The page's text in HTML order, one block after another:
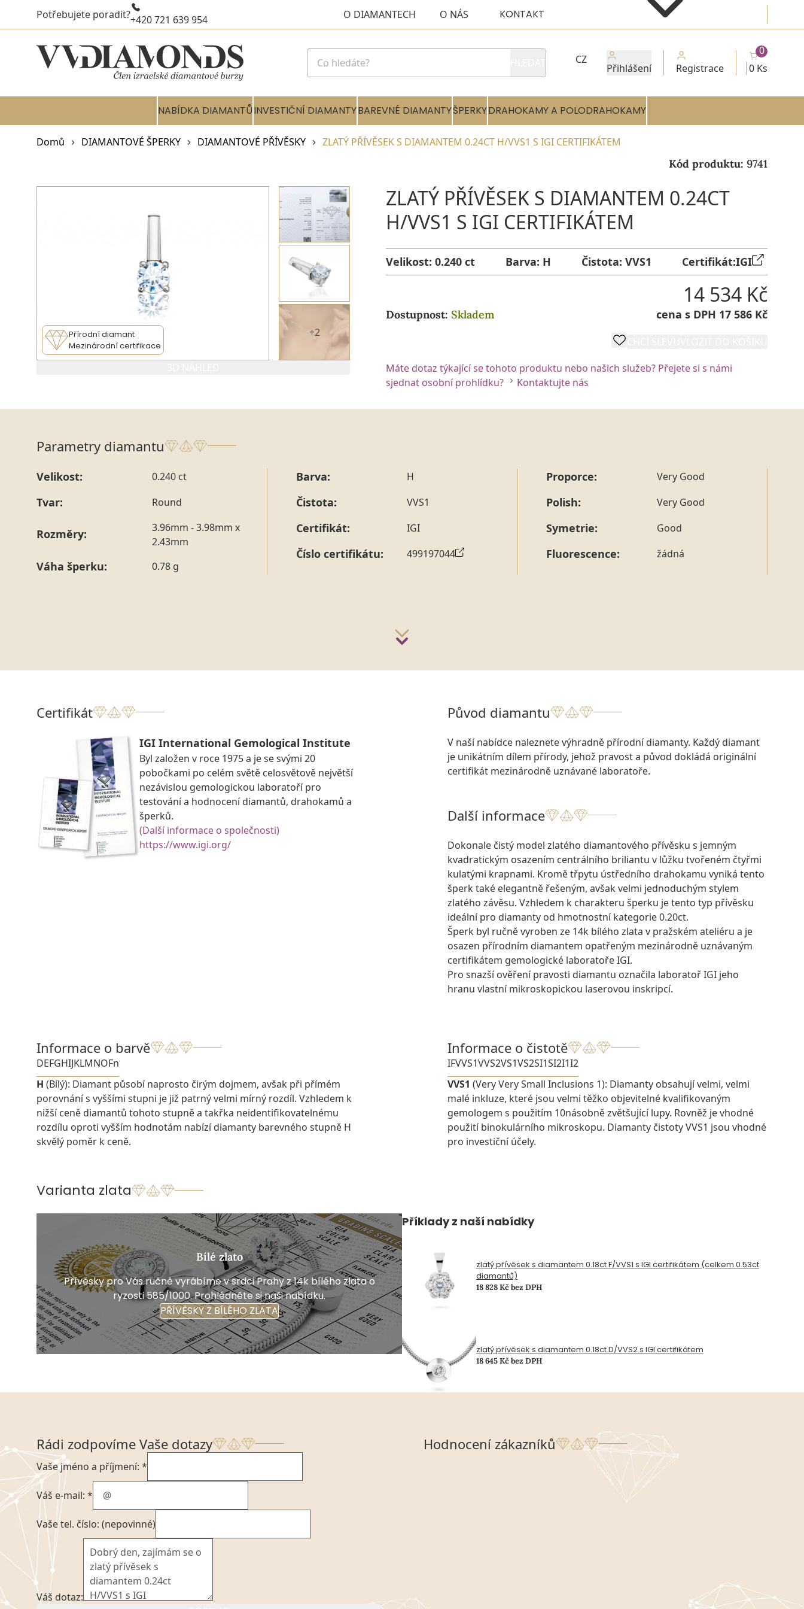
Potřebujete poradit?+420 721 639 954 O DIAMANTECH O NÁS KONTAKT
CZ
Přihlášení Registrace 0 Ks
0
NABÍDKA DIAMANTŮINVESTIČNÍ DIAMANTYBAREVNÉ DIAMANTYŠPERKYDRAHOKAMY A POLODRAHOKAMY
Domů DIAMANTOVÉ ŠPERKY DIAMANTOVÉ PŘÍVĚSKY ZLATÝ PŘÍVĚSEK S DIAMANTEM 0.24CT H/VVS1 S IGI CERTIFIKÁTEM
Kód produktu: 9741
Přírodní diamant
Mezinárodní certifikace
+2
ZLATÝ PŘÍVĚSEK S DIAMANTEM 0.24CT
H/VVS1 S IGI CERTIFIKÁTEM
Velikost: 0.240 ct Barva: H Čistota: VVS1 Certifikát:IGI
Dostupnost: Skladem
14 534 Kč
cena s DPH 17 586 Kč
Máte dotaz týkající se tohoto produktu nebo našich služeb? Přejete si s námi
sjednat osobní prohlídku?
Kontaktujte nás
Parametry diamantu
Velikost: 0.240 ct
Tvar: Round
Rozměry:
3.96mm - 3.98mm x
2.43mm
Váha šperku: 0.78 g
Barva: H
Čistota: VVS1
Certifikát: IGI
Číslo certifikátu: 499197044
Proporce: Very Good
Polish: Very Good
Symetrie: Good
Fluorescence: žádná
Certifikát
IGI International Gemological Institute
Byl založen v roce 1975 a je se svými 20
pobočkami po celém světě celosvětově největší
nezávislou gemologickou laboratoří pro
testování a hodnocení diamantů, drahokamů a
šperků.
(Další informace o společnosti)
https://www.igi.org/
Původ diamantu
V naší nabídce naleznete výhradně přírodní diamanty. Každý diamant
je unikátním dílem přírody, jehož pravost a původ dokládá originální
certifikát mezinárodně uznávané laboratoře.
Další informace
Dokonale čistý model zlatého diamantového přívěsku s jemným
kvadratickým osazením centrálního briliantu v lůžku tvořeném čtyřmi
kulatými krapnami. Kromě třpytu ústředního drahokamu vyniká tento
šperk také elegantně řešeným, avšak velmi jednoduchým stylem
zlatého závěsu. Vzhledem k charakteru šperku je tento typ přívěsku
ideální pro diamanty od hmotnostní kategorie 0.20ct.
Šperk byl ručně vyroben ze 14k bílého zlata v pražském ateliéru a je
osazen přírodním diamantem opatřeným mezinárodně uznávaným
certifikátem gemologické laboratoře IGI.
Pro snazší ověření pravosti diamantu označila laboratoř IGI jeho
hranu vlastní mikroskopickou laserovou inskripcí.
Informace o barvě
DEFGHIJKLMNOFn
H (Bílý): Diamant působí naprosto čirým dojmem, avšak při přímém
porovnání s vyššími stupni je již patrný velmi mírný rozdíl. Vzhledem k
nižší ceně diamantů tohoto stupně a takřka neidentifikovatelnému
rozdílu oproti vyšším hodnotám nabízí diamanty barevného stupně H
skvělý poměr k ceně.
Informace o čistotě
IFVVS1VVS2VS1VS2SI1SI2I1I2
VVS1 (Very Very Small Inclusions 1): Diamanty obsahují velmi, velmi
malé inkluze, které jsou velmi těžko objevitelné kvalifikovaným
gemologem s použitím 10násobně zvětšující lupy. Rovněž je vhodné
použití binokulárního mikroskopu. Diamanty čistoty VVS1 jsou vhodné
pro investiční účely.
Varianta zlata
Bílé zlato
Přívěsky pro Vás ručně vyrábíme v srdci Prahy z 14k bílého zlata o
ryzosti 585/1000. Prohlédněte si naši nabídku.
PŘÍVĚSKY Z BÍLÉHO ZLATA
Příklady z naší nabídky
zlatý přívěsek s diamantem 0.18ct F/VVS1 s IGI certifikátem (celkem 0.53ct
diamantů)
18 828 Kč bez DPH
zlatý přívěsek s diamantem 0.18ct D/VVS2 s IGI certifikátem
18 645 Kč bez DPH
Rádi zodpovíme Vaše dotazy
Vaše jméno a příjmení: *
Váš e-mail: *
Vaše tel. číslo: (nepovinné)
Váš dotaz:
Hodnocení zákazníků